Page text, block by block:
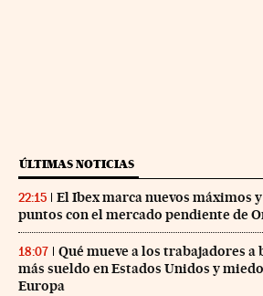
ÚLTIMAS NOTICIAS
22:15
El Ibex marca nuevos máximos
puntos con el mercado pendiente de
18:07
Qué mueve a los trabajadores
más sueldo en Estados Unidos y
Europa